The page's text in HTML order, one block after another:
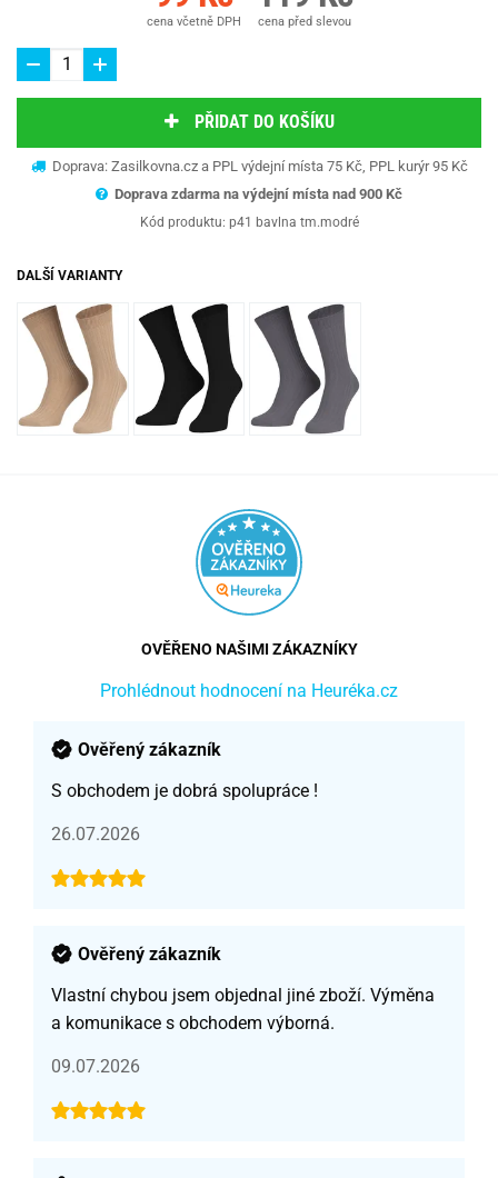
cena včetně DPH cena před slevou
PŘIDAT DO KOŠÍKU
Doprava: Zasilkovna.cz a PPL výdejní místa 75 Kč, PPL kurýr 95 Kč
Doprava zdarma na výdejní místa nad 900 Kč
Kód produktu: p41 bavlna tm.modré
DALŠÍ VARIANTY
OVĚŘENO NAŠIMI ZÁKAZNÍKY
Prohlédnout hodnocení na Heuréka.cz
Ověřený zákazník
S obchodem je dobrá spolupráce !
26.07.2026
Ověřený zákazník
Vlastní chybou jsem objednal jiné zboží. Výměna
a komunikace s obchodem výborná.
09.07.2026